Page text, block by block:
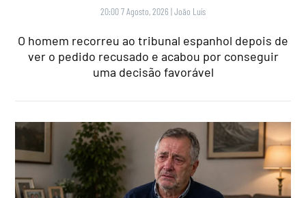
20:00 7 Agosto, 2026 |João Luís
O homem recorreu ao tribunal espanhol depois de
ver o pedido recusado e acabou por conseguir
uma decisão favorável